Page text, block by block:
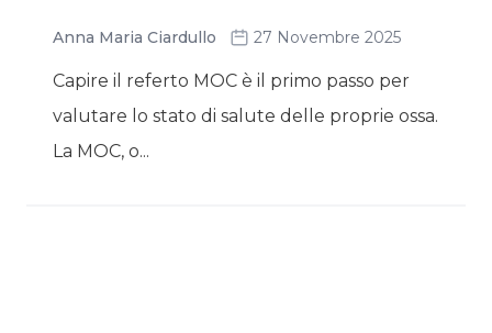
Anna Maria Ciardullo 27 Novembre 2025
Capire il referto MOC è il primo passo per
valutare lo stato di salute delle proprie ossa.
La MOC, o...